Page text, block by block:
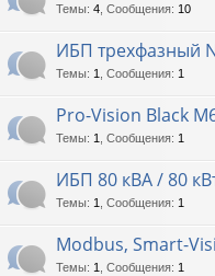
Темы: 4 Сообщения: 10
ИБП трехфазный
Темы: 1 Сообщения: 1
Pro-Vision Black
Темы: 1 Сообщения: 1
ИБП 80 кВА / 80
Темы: 1 Сообщения: 1
Modbus, Smart-
Темы: 1 Сообщения: 1